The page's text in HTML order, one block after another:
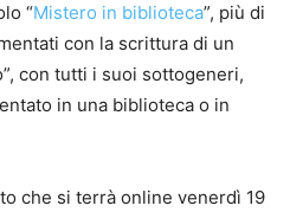
“Mistero in biblioteca”, più di
con la scrittura di un
con tutti i suoi sottogeneri,
in una biblioteca o in
che si terrà online venerdì 19